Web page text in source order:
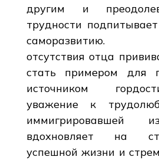
другим и
трудности
саморазвитию.
отсутствия отца
стать примером для
источником
уважение к
иммигрировавшей
вдохновляет на
успешной жизни и